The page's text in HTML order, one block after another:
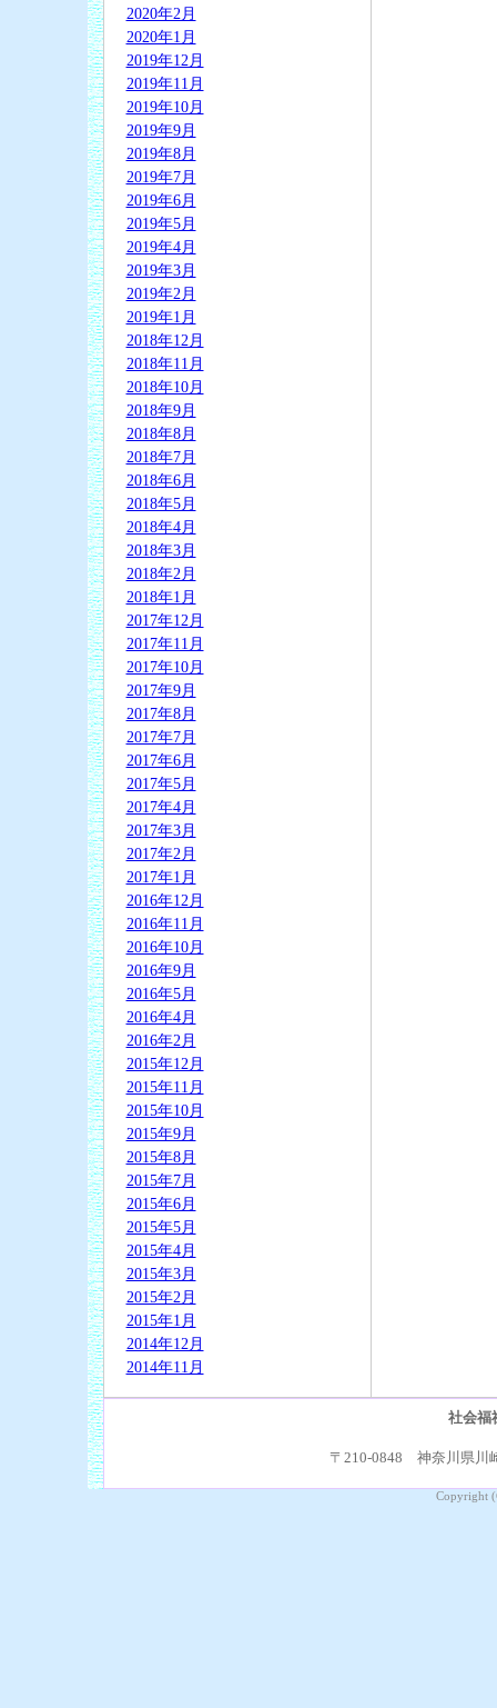
2020年2月
2020年1月
2019年12月
2019年11月
2019年10月
2019年9月
2019年8月
2019年7月
2019年6月
2019年5月
2019年4月
2019年3月
2019年2月
2019年1月
2018年12月
2018年11月
2018年10月
2018年9月
2018年8月
2018年7月
2018年6月
2018年5月
2018年4月
2018年3月
2018年2月
2018年1月
2017年12月
2017年11月
2017年10月
2017年9月
2017年8月
2017年7月
2017年6月
2017年5月
2017年4月
2017年3月
2017年2月
2017年1月
2016年12月
2016年11月
2016年10月
2016年9月
2016年5月
2016年4月
2016年2月
2015年12月
2015年11月
2015年10月
2015年9月
2015年8月
2015年7月
2015年6月
2015年5月
2015年4月
2015年3月
2015年2月
2015年1月
2014年12月
2014年11月
社会福
〒210-0848 神奈川県川
Copyright